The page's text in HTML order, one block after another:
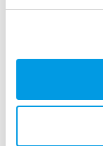
Kristīne un Eva
pasaules un
Olga Jakušina ir
čempionātu
starptautisko